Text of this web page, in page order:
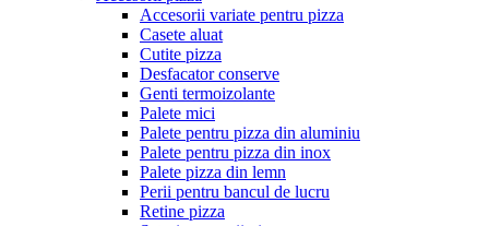
Accesorii variate pentru pizza
Casete aluat
Cutite pizza
Desfacator conserve
Genti termoizolante
Palete mici
Palete pentru pizza din aluminiu
Palete pentru pizza din inox
Palete pizza din lemn
Perii pentru bancul de lucru
Retine pizza